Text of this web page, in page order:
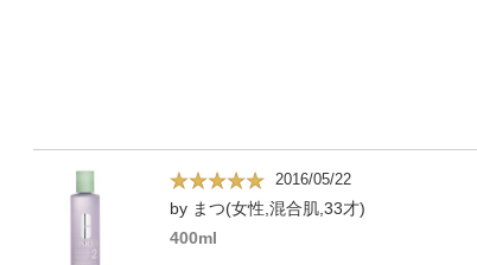
2016/05/22
by まつ(女性,混合肌,33才)
400ml